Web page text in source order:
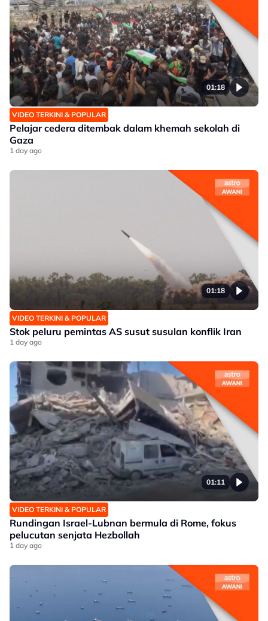
01:18
VIDEO TERKINI & POPULAR
Pelajar cedera ditembak dalam khemah sekolah di
Gaza
1 day ago
01:18
VIDEO TERKINI & POPULAR
Stok peluru pemintas AS susut susulan konflik Iran
1 day ago
01:11
VIDEO TERKINI & POPULAR
Rundingan Israel-Lubnan bermula di Rome, fokus
pelucutan senjata Hezbollah
1 day ago